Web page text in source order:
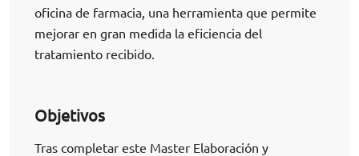
oficina de farmacia, una herramienta que permite
mejorar en gran medida la eficiencia del
tratamiento recibido.
Objetivos
Tras completar este Master Elaboración y